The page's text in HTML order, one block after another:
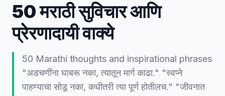
50 मराठी सुविचार आणि
प्रेरणादायी वाक्ये
50 Marathi thoughts and inspirational phrases
"अडचणींना घाबरू नका, त्यातून मार्ग काढा." "स्वप्ने
पाहण्याचा सोडू नका, कधीतरी त्या पूर्ण होतीलच." "जीवनात